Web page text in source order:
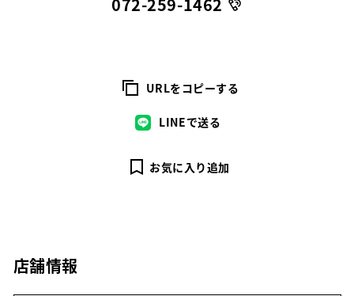
URLをコピーする
LINEで送る
お気に入り追加
店舗情報